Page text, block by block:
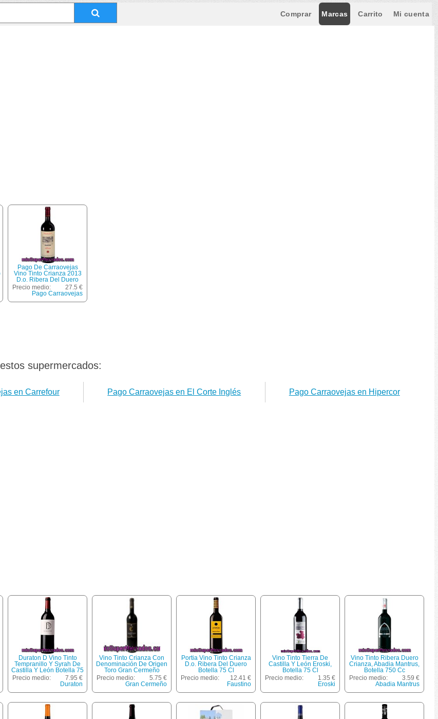
Comprar Marcas Carrito Mi cuenta
Pago De Carraovejas
Vino Tinto Crianza 2013
D.o. Ribera Del Duero
Botella 75 Cl
Precio medio:
27.5 €
Pago Carraovejas
supermercados:
en Carrefour Pago Carraovejas en El Corte Inglés Pago Carraovejas en Hipercor
Duraton D Vino Tinto
Tempranillo Y Syrah De
Castilla Y León Botella 75
Cl
Precio medio:
7.95 €
Duraton
Vino Tinto Crianza Con
Denominación De Origen
Toro Gran Cermeño
Botella De 75 Centilitros
Precio medio:
5.75 €
Gran Cermeño
Portia Vino Tinto Crianza
D.o. Ribera Del Duero
Botella 75 Cl
Precio medio:
12.41 €
Faustino
Vino Tinto Tierra De
Castilla Y León Eroski,
Botella 75 Cl
Precio medio:
1.35 €
Eroski
Vino Tinto Ribera Duero
Crianza, Abadia Mantrus,
Botella 750 Cc
Precio medio:
3.59 €
Abadia Mantrus